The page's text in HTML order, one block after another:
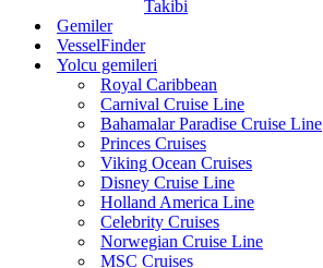
Takibi
Gemiler
VesselFinder
Yolcu gemileri
Royal Caribbean
Carnival Cruise Line
Bahamalar Paradise Cruise Line
Princes Cruises
Viking Ocean Cruises
Disney Cruise Line
Holland America Line
Celebrity Cruises
Norwegian Cruise Line
MSC Cruises